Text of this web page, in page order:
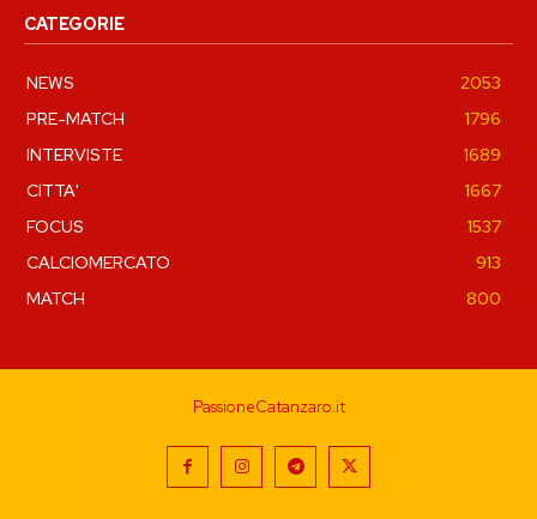
CATEGORIE
NEWS
2053
PRE-MATCH
1796
INTERVISTE
1689
CITTA'
1667
FOCUS
1537
CALCIOMERCATO
913
MATCH
800
PassioneCatanzaro.it